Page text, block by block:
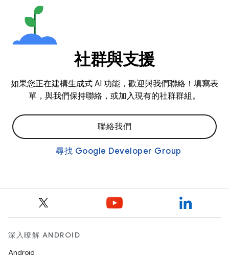
社群與支援
如果您正在建構生成式 AI 功能，歡迎與我們聯絡！填寫表
單，與我們保持聯絡，或加入現有的社群群組。
聯絡我們
尋找 Google Developer Group
深入瞭解 ANDROID
Android